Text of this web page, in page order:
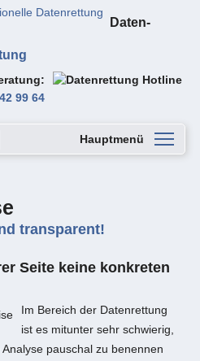
Daten-
99 64
Hauptmenü
transparent!
Seite keine konkreten
Im Bereich der Datenrettung
ist es mitunter sehr schwierig,
pauschal zu benennen